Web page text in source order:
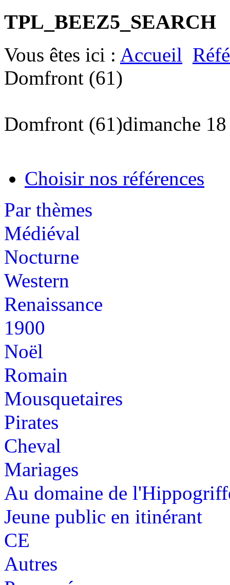
TPL_BEEZ5_SEARCH
Vous êtes ici : Accueil
Domfront (61)
Domfront (61)dimanche
Choisir nos références
Par thèmes
Médiéval
Nocturne
Western
Renaissance
1900
Noël
Romain
Mousquetaires
Pirates
Cheval
Mariages
Au domaine de
Jeune public en itinérant
CE
Autres